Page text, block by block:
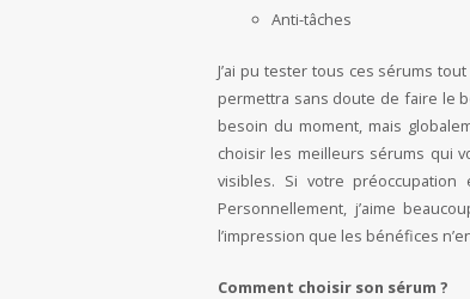
Anti-tâches
J’ai pu tester tous ces sérums
permettra sans doute de faire le
besoin du moment, mais
choisir les meilleurs sérums qui
visibles. Si votre
Personnellement, j’aime
l’impression que les bénéfices
Comment choisir son sérum ?